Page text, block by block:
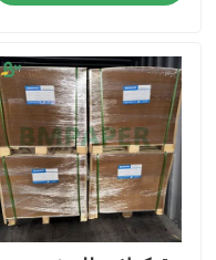
المنتجات
حول بنا
جولة في المعمل